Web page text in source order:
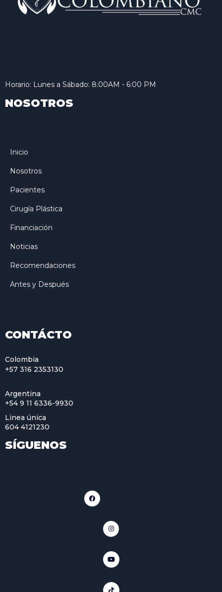
Horario: Lunes a Sábado: 8:00AM - 6:00 PM
NOSOTROS
Inicio
Nosotros
Pacientes
Cirugía Plástica
Financiación
Noticias
Recomendaciones
Antes y Después
CONTÁCTO
Colombia
+57 316 2353130
Argentina
+54 9 11 6336-9930
Linea única
604 4121230
SÍGUENOS